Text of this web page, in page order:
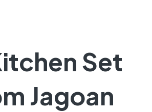
Set
Jagoan